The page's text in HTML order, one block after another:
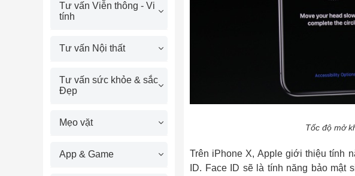
Tư vấn Viễn thông - Vi
tính
Tư vấn Nội thất
Tư vấn sức khỏe & sắc
Đẹp
Mẹo vặt
App & Game
Tốc độ mở
Trên iPhone X, Apple giới thiệu tính
ID. Face ID sẽ là tính năng bảo mật